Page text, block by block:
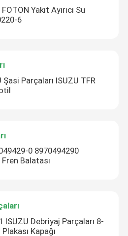
Yakıt Ayırıcı Su
6
Parçaları ISUZU TFR
0 8970494290
Balatası
ISUZU Debriyaj Parçaları 8-
Kapağı